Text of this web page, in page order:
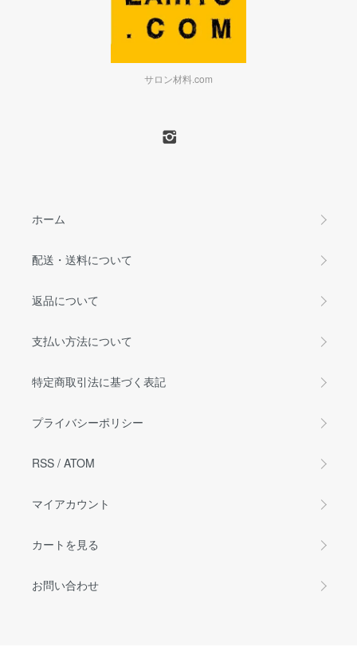
サロン材料.com
ホーム
配送・送料について
返品について
支払い方法について
特定商取引法に基づく表記
プライバシーポリシー
RSS / ATOM
マイアカウント
カートを見る
お問い合わせ